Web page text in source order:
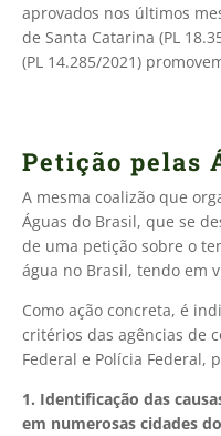
aprovados nos últimos
de Santa Catarina (PL
(PL 14.285/2021)
Petição pelas
A mesma coalizão que
Águas do Brasil, que se
de uma petição sobre o
água no Brasil, tendo em
Como ação concreta, é
critérios das agências de
Federal e Polícia Federal,
1. Identificação das
em numerosas cidades